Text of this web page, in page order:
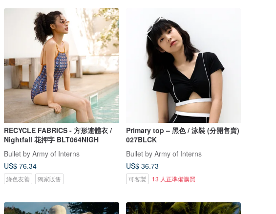
RECYCLE FABRICS - 方形連體衣 /
Nightfall 花押字 BLT064NIGH
Bullet by Army of Interns
US$ 76.34
綠色友善 獨家販售
Primary top – 黑色 / 泳裝 (分開售賣)
027BLCK
Bullet by Army of Interns
US$ 36.73
可客製 13 人正準備購買